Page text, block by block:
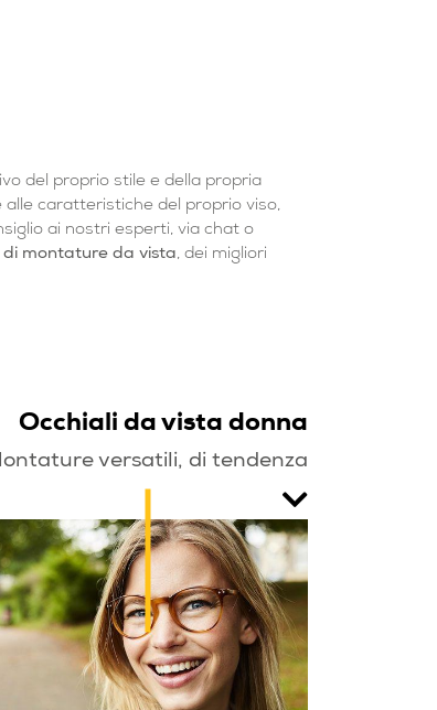
del proprio stile e della propria
alle caratteristiche del proprio viso,
ai nostri esperti, via chat o
di montature da vista, dei migliori
Occhiali da vista donna
versatili, di tendenza